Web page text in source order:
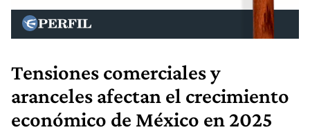
Tensiones comerciales y
aranceles afectan el crecimiento
económico de México en 2025